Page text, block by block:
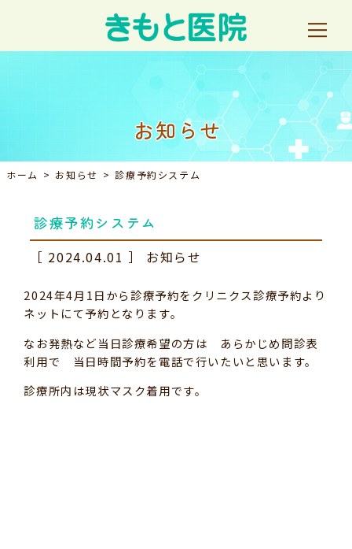
お知らせ
ホーム お知らせ 診療予約システム
診療予約システム
［ 2024.04.01 ］ お知らせ
2024年4月1日から診療予約をクリニクス診療予約より
ネットにて予約となります。
なお発熱など当日診療希望の方は あらかじめ問診表
利用で 当日時間予約を電話で行いたいと思います。
診療所内は現状マスク着用です。